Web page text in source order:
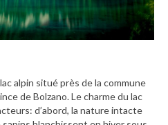
alpin situé près de la commune
de Bolzano. Le charme du lac
d’abord, la nature intacte